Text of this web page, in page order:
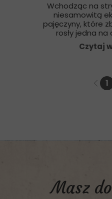
Wchodząc na
niesamowitą
pajęczyny, które
rosły jedna na
Czytaj
1
Masz